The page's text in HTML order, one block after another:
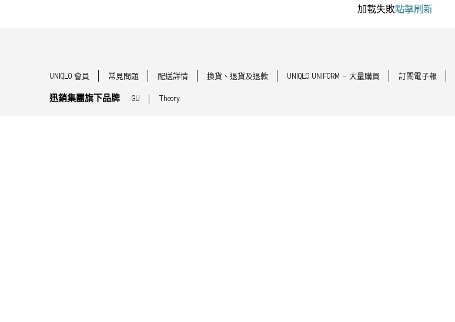
加載失敗點擊刷新
UNIQLO 會員 常見問題 配送詳情 換貨、退貨及退款 UNIQLO UNIFORM - 大量購買 訂閱電子報
迅銷集團旗下品牌 GU Theory